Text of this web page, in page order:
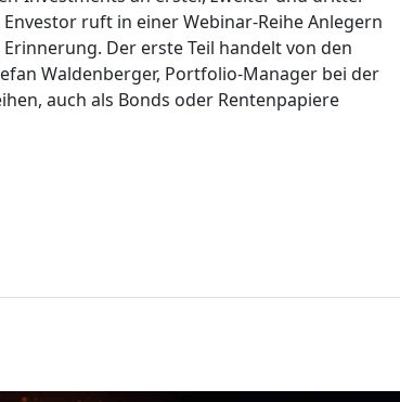
ruft in einer Webinar-Reihe Anlegern
Der erste Teil handelt von den
Waldenberger, Portfolio-Manager bei der
auch als Bonds oder Rentenpapiere